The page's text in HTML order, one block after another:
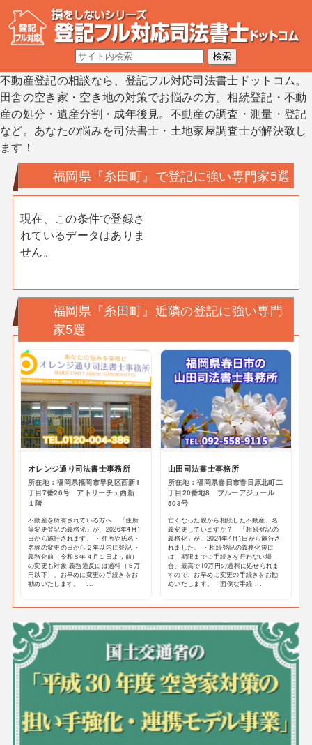
不動産登記の相談なら、登記フル対応司法書士ドットコム。
田舎の空き家・空き地の対策でお悩みの方。相続登記・不動
産の処分・遺産分割・成年後見。不動産の調査・測量・登記
など。あなたの悩みを司法書士・土地家屋調査士が解決致し
ます！
福岡県『糸田町』で登記に強い専門家5選
現在、この条件で登録さ
れているデータはありま
せん。
福岡県『糸田町』近隣の登記に強い専門
家5選
オレンジ通り司法書士事務所
所在地：福岡県福岡市早良区西新1
丁目7番26号 アトリーチェ西新
１階
不動産を所有されている方へ 『住所
等変更登記の義務化』が、2026年4月1
日から施行されます。 ・住所や氏名・
名称の変更の日から２年以内に登記 ・
義務化前（令和８年４月１日より前）
の変更も対象 義務違反には過料（５万
円以下）、お早めに変更の手続きをお
勧めいたします。 ...
山田司法書士事務所
所在地：福岡県春日市春日原北町二
丁目20番地8 ブルーアジュール
503号
亡くなった親から相続した不動産、名
義変更していますか？ 「相続登記の
義務化」が、2024年4月1日から施行さ
れました。 ・相続登記の義務化後に
は、期限までに手続きを行わない場
合、最高で10万円の過料に処せられま
すので、お早めに変更の手続きをお勧
めいたします。 面倒な手続 ...